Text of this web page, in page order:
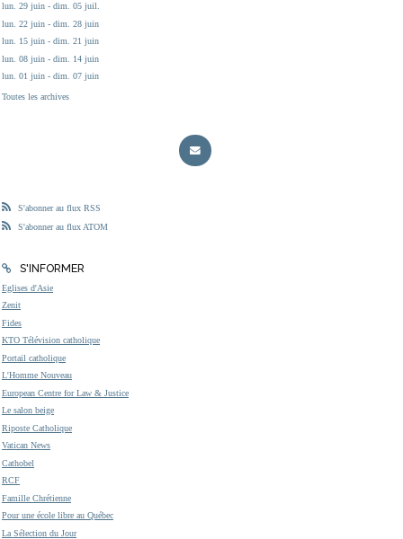
lun. 29 juin - dim. 05 juil.
lun. 22 juin - dim. 28 juin
lun. 15 juin - dim. 21 juin
lun. 08 juin - dim. 14 juin
lun. 01 juin - dim. 07 juin
Toutes les archives
S'abonner au flux RSS
S'abonner au flux ATOM
S'INFORMER
Eglises d'Asie
Zenit
Fides
KTO Télévision catholique
Portail catholique
L'Homme Nouveau
European Centre for Law & Justice
Le salon beige
Riposte Catholique
Vatican News
Cathobel
RCF
Famille Chrétienne
Pour une école libre au Québec
La Sélection du Jour